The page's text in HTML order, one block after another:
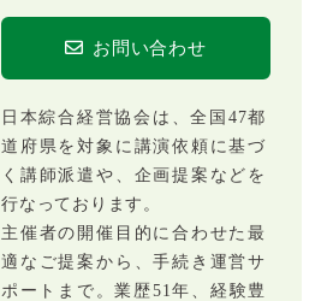
お問い合わせ
日本綜合経営協会は、全国47都
道府県を対象に講演依頼に基づ
く講師派遣や、企画提案などを
行なっております。
主催者の開催目的に合わせた最
適なご提案から、手続き運営サ
ポートまで。業歴51年、経験豊